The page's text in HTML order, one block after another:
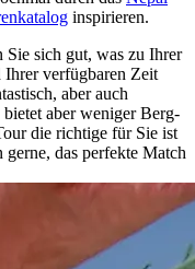
inspirieren.
Sie sich gut, was zu Ihrer
Ihrer verfügbaren Zeit
aber auch
aber weniger Berg-
die richtige für Sie ist
das perfekte Match